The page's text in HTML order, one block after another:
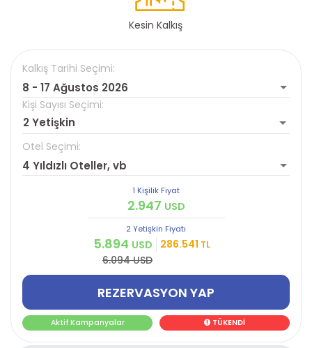
Kesin Kalkış
Kalkış Tarihi Seçimi:
8 - 17 Ağustos 2026
Kişi Sayısı Seçimi:
2 Yetişkin
Otel Seçimi:
4 Yıldızlı Oteller, vb
1 Kişilik Fiyat
2.947 USD
2 Yetişkin Fiyatı
5.894 USD 286.541 TL
6.094 USD
REZERVASYON YAP
Aktif Kampanyalar TÜKENDİ